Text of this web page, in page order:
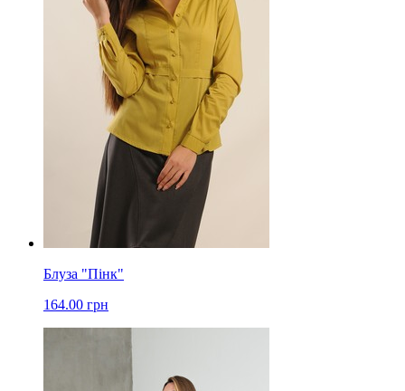
Блуза "Пінк"
164.00 грн